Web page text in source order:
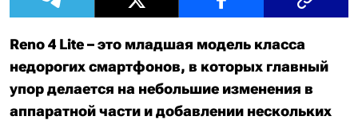
Reno 4 Lite – это младшая модель класса
недорогих смартфонов, в которых главный
упор делается на небольшие изменения в
аппаратной части и добавлении нескольких